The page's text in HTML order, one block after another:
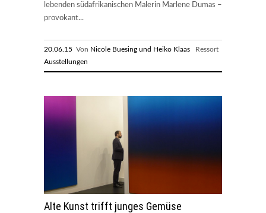
lebenden südafrikanischen Malerin Marlene Dumas –
provokant...
20.06.15 Von Nicole Buesing und Heiko Klaas Ressort
Ausstellungen
Alte Kunst trifft junges Gemüse